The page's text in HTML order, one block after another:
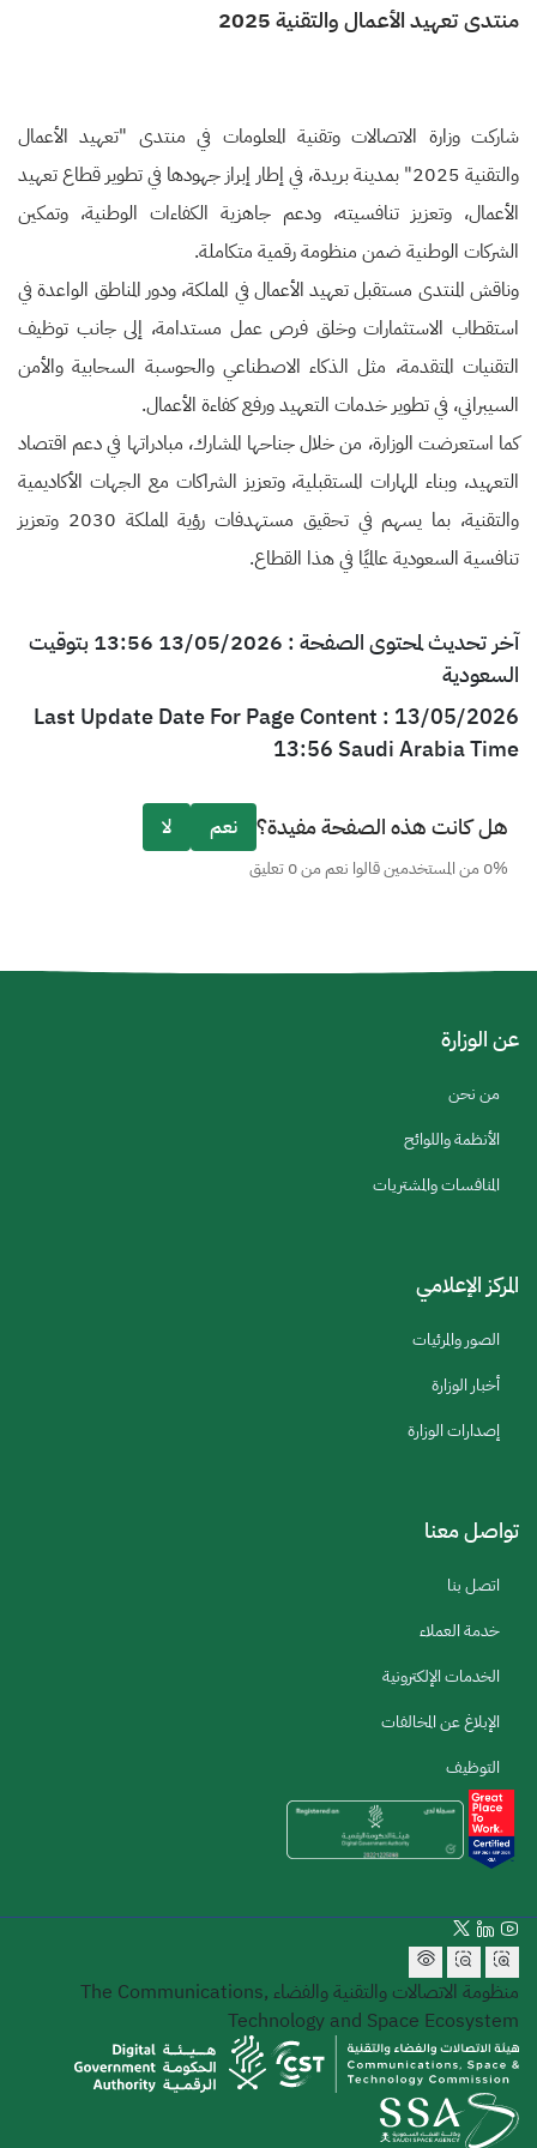
منتدى تعهيد الأعمال والتقنية 2025
شاركت وزارة الاتصالات وتقنية المعلومات في منتدى "تعهيد الأعمال
والتقنية 2025" بمدينة بريدة، في إطار إبراز جهودها في تطوير قطاع تعهيد
الأعمال، وتعزيز تنافسيته، ودعم جاهزية الكفاءات الوطنية، وتمكين
الشركات الوطنية ضمن منظومة رقمية متكاملة.
وناقش المنتدى مستقبل تعهيد الأعمال في المملكة، ودور المناطق الواعدة في
استقطاب الاستثمارات وخلق فرص عمل مستدامة، إلى جانب توظيف
التقنيات المتقدمة، مثل الذكاء الاصطناعي والحوسبة السحابية والأمن
السيبراني، في تطوير خدمات التعهيد ورفع كفاءة الأعمال.
كما استعرضت الوزارة، من خلال جناحها المشارك، مبادراتها في دعم اقتصاد
التعهيد، وبناء المهارات المستقبلية، وتعزيز الشراكات مع الجهات الأكاديمية
والتقنية، بما يسهم في تحقيق مستهدفات رؤية المملكة 2030 وتعزيز
تنافسية السعودية عالميًا في هذا القطاع.
آخر تحديث لمحتوى الصفحة : 13/05/2026 13:56 بتوقيت
السعودية
Last Update Date For Page Content : 13/05/2026
13:56 Saudi Arabia Time
هل كانت هذه الصفحة مفيدة؟ نعم لا
0% من المستخدمين قالوا نعم من 0 تعليق
عن الوزارة
من نحن
الأنظمة واللوائح
المنافسات والمشتريات
المركز الإعلامي
الصور والمرئيات
أخبار الوزارة
إصدارات الوزارة
تواصل معنا
اتصل بنا
خدمة العملاء
الخدمات الإلكترونية
الإبلاغ عن المخالفات
التوظيف
منظومة الاتصالات والتقنية والفضاء The Communications,
Technology and Space Ecosystem